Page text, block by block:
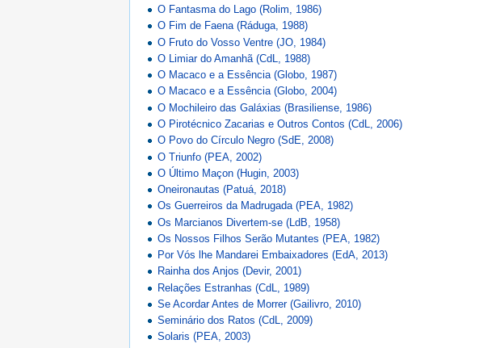
O Fantasma do Lago (Rolim, 1986)
O Fim de Faena (Ráduga, 1988)
O Fruto do Vosso Ventre (JO, 1984)
O Limiar do Amanhã (CdL, 1988)
O Macaco e a Essência (Globo, 1987)
O Macaco e a Essência (Globo, 2004)
O Mochileiro das Galáxias (Brasiliense, 1986)
O Pirotécnico Zacarias e Outros Contos (CdL, 2006)
O Povo do Círculo Negro (SdE, 2008)
O Triunfo (PEA, 2002)
O Último Maçon (Hugin, 2003)
Oneironautas (Patuá, 2018)
Os Guerreiros da Madrugada (PEA, 1982)
Os Marcianos Divertem-se (LdB, 1958)
Os Nossos Filhos Serão Mutantes (PEA, 1982)
Por Vós lhe Mandarei Embaixadores (EdA, 2013)
Rainha dos Anjos (Devir, 2001)
Relações Estranhas (CdL, 1989)
Se Acordar Antes de Morrer (Gailivro, 2010)
Seminário dos Ratos (CdL, 2009)
Solaris (PEA, 2003)